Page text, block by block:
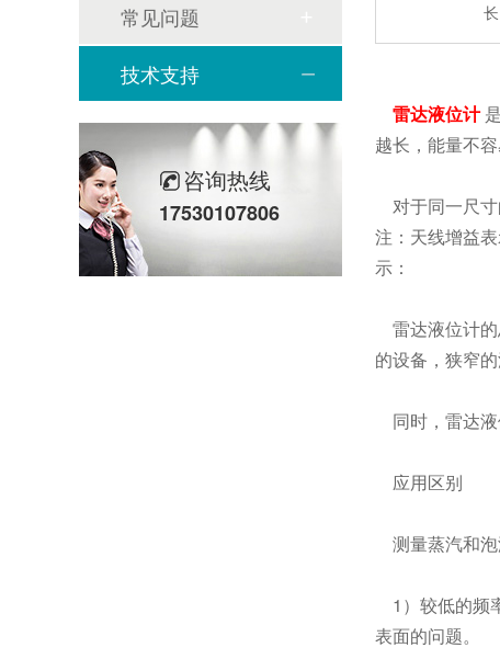
雷达液位计
越长，能量不容
对于同一尺寸
注：天线增益
示：
雷达液位计的
的设备，狭窄
同时，雷达液
应用区别
测量蒸汽和泡
1）较低的频
表面的问题。
常见问题
技术支持
咨询热线
17530107806